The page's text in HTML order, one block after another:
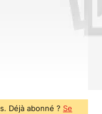
Déjà abonné ? Se